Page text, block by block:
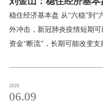
数下降了18%，整体财政收
规定要求，预算安排总体可行
连续三轮对部门项目支出和
项目。”魏朗说。 2.稳企业保
说，每年两会都有使命。今年
效能
稳住经济基本盘 从“六稳”到“
外冲击，新冠肺炎疫情短期可
资金“断流”，长期可能改变
理效能的具体体现。基于此，
强总理所作《政府工作报告
2020
06.09